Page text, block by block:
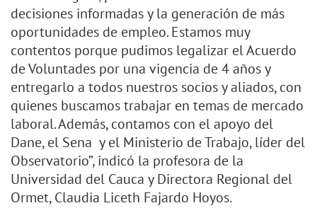
decisiones informadas y la generación de más
oportunidades de empleo. Estamos muy
contentos porque pudimos legalizar el Acuerdo
de Voluntades por una vigencia de 4 años y
entregarlo a todos nuestros socios y aliados, con
quienes buscamos trabajar en temas de mercado
laboral. Además, contamos con el apoyo del
Dane, el Sena y el Ministerio de Trabajo, líder del
Observatorio”, indicó la profesora de la
Universidad del Cauca y Directora Regional del
Ormet, Claudia Liceth Fajardo Hoyos.